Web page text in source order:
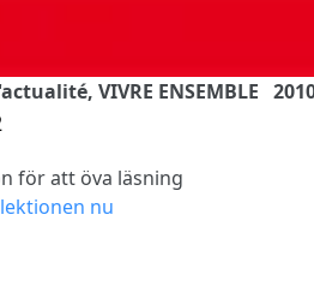
VIVRE ENSEMBLE
för att öva läsning
nu